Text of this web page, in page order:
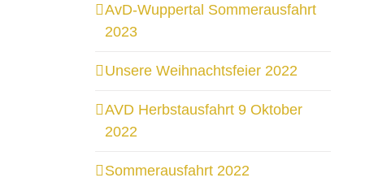
AvD-Wuppertal Sommerausfahrt
2023
Unsere Weihnachtsfeier 2022
AVD Herbstausfahrt 9 Oktober
2022
Sommerausfahrt 2022